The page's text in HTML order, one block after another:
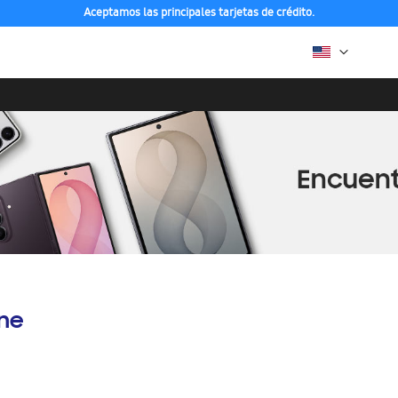
Aceptamos las principales tarjetas de crédito.